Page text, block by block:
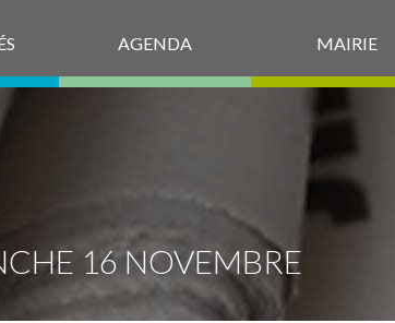
AGENDA MAIRIE
16 NOVEMBRE